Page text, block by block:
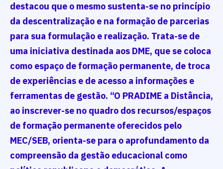
destacou que o mesmo sustenta-se no princípio
da descentralização e na formação de parcerias
para sua formulação e realização. Trata-se de
uma iniciativa destinada aos DME, que se coloca
como espaço de formação permanente, de troca
de experiências e de acesso a informações e
ferramentas de gestão. “O PRADIME a Distância,
ao inscrever-se no quadro dos recursos/espaços
de formação permanente oferecidos pelo
MEC/SEB, orienta-se para o aprofundamento da
compreensão da gestão educacional como